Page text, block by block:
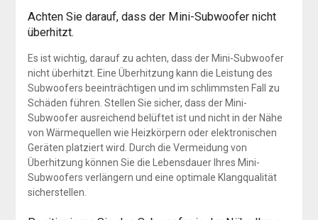
Achten Sie darauf, dass der Mini-Subwoofer nicht
überhitzt.
Es ist wichtig, darauf zu achten, dass der Mini-Subwoofer
nicht überhitzt. Eine Überhitzung kann die Leistung des
Subwoofers beeinträchtigen und im schlimmsten Fall zu
Schäden führen. Stellen Sie sicher, dass der Mini-
Subwoofer ausreichend belüftet ist und nicht in der Nähe
von Wärmequellen wie Heizkörpern oder elektronischen
Geräten platziert wird. Durch die Vermeidung von
Überhitzung können Sie die Lebensdauer Ihres Mini-
Subwoofers verlängern und eine optimale Klangqualität
sicherstellen.